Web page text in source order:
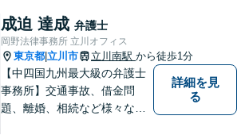
成迫 達成 弁護士
岡野法律事務所 立川オフィス
東京都 立川市 立川南駅 から徒歩1分
【中四国九州最大級の弁護士
事務所】交通事故、借金問
題、離婚、相続など様々な問
詳細を見
る